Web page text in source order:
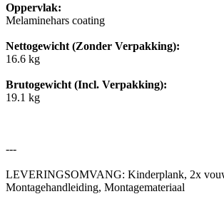
Oppervlak:
Melaminehars coating
Nettogewicht (Zonder Verpakking):
16.6 kg
Brutogewicht (Incl. Verpakking):
19.1 kg
---
LEVERINGSOMVANG: Kinderplank, 2x
Montagehandleiding, Montagemateriaal